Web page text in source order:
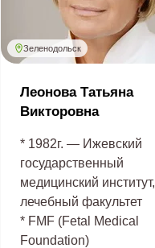
Зеленодольск
Леонова Татьяна
Викторовна
* 1982г. — Ижевский
государственный
медицинский институт,
лечебный факультет
* FMF (Fetal Medical
Foundation)